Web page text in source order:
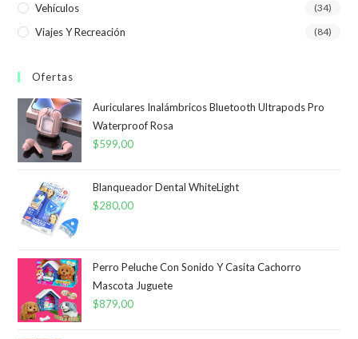
Vehículos (34)
Viajes Y Recreación (84)
Ofertas
Auriculares Inalámbricos Bluetooth Ultrapods Pro
Waterproof Rosa
$599,00
Blanqueador Dental WhiteLight
$280,00
Perro Peluche Con Sonido Y Casita Cachorro
Mascota Juguete
$879,00